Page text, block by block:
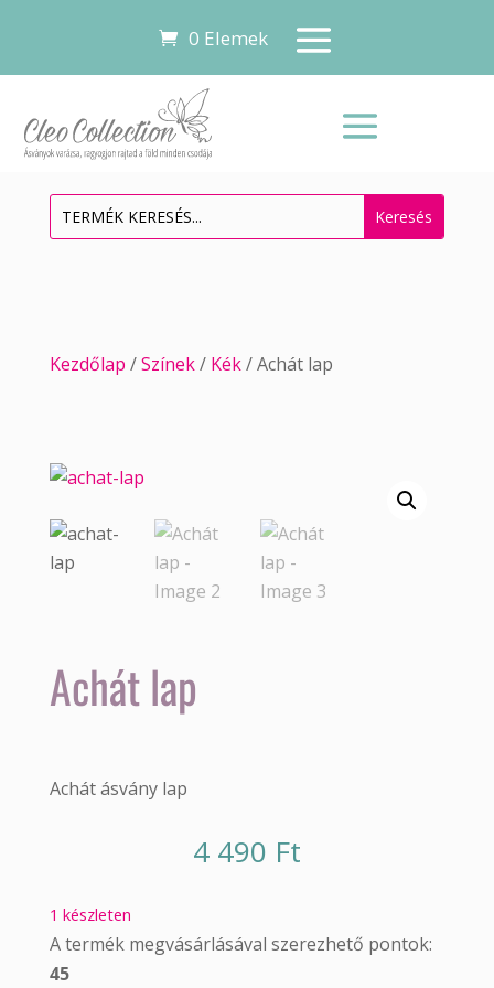
0 Elemek
Kezdőlap /Színek/ Kék/ Achát lap
Achát lap
Achát ásvány lap
4 490 Ft
1 készleten
A termék megvásárlásával szerezhető pontok:
45